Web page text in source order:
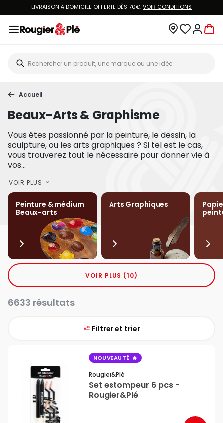
À DOMICILE OFFERTE DÈS 70€.VOIR CONDITIONS VOUS ÊTES
Accueil
Beaux-Arts & Graphisme
Vous êtes passionné par la peinture, le dessin, la
sculpture, ou les arts graphiques ? Si tel est le cas,
vous trouverez tout le nécessaire pour donner vie à
vos...
VOIR PLUS
Peinture & médium
Beaux-arts
Arts Graphiques
VOIR PLUS (10)
6633 résultats
Filtrer et trier
NOUVEAUTÉ
Rougier&plé
Set estompeur 6 pcs -
Rougier&Plé